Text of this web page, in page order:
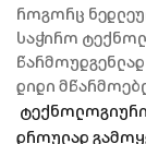
როგორც
საჭირო
დიდი
დროულად